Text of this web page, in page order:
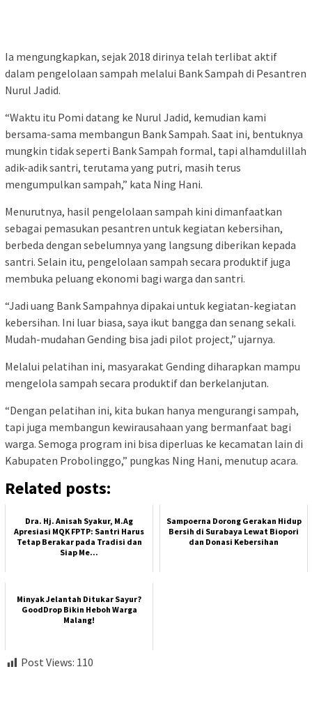
Ia mengungkapkan, sejak 2018 dirinya telah terlibat aktif
dalam pengelolaan sampah melalui Bank Sampah di Pesantren
Nurul Jadid.
“Waktu itu Pomi datang ke Nurul Jadid, kemudian kami
bersama-sama membangun Bank Sampah. Saat ini, bentuknya
mungkin tidak seperti Bank Sampah formal, tapi alhamdulillah
adik-adik santri, terutama yang putri, masih terus
mengumpulkan sampah,” kata Ning Hani.
Menurutnya, hasil pengelolaan sampah kini dimanfaatkan
sebagai pemasukan pesantren untuk kegiatan kebersihan,
berbeda dengan sebelumnya yang langsung diberikan kepada
santri. Selain itu, pengelolaan sampah secara produktif juga
membuka peluang ekonomi bagi warga dan santri.
“Jadi uang Bank Sampahnya dipakai untuk kegiatan-kegiatan
kebersihan. Ini luar biasa, saya ikut bangga dan senang sekali.
Mudah-mudahan Gending bisa jadi pilot project,” ujarnya.
Melalui pelatihan ini, masyarakat Gending diharapkan mampu
mengelola sampah secara produktif dan berkelanjutan.
“Dengan pelatihan ini, kita bukan hanya mengurangi sampah,
tapi juga membangun kewirausahaan yang bermanfaat bagi
warga. Semoga program ini bisa diperluas ke kecamatan lain di
Kabupaten Probolinggo,” pungkas Ning Hani, menutup acara.
Related posts:
Dra. Hj. Anisah Syakur, M.Ag
Apresiasi MQK FPTP: Santri Harus
Tetap Berakar pada Tradisi dan
Siap Me...
Sampoerna Dorong Gerakan Hidup
Bersih di Surabaya Lewat Biopori
dan Donasi Kebersihan
Minyak Jelantah Ditukar Sayur?
GoodDrop Bikin Heboh Warga
Malang!
Post Views: 110